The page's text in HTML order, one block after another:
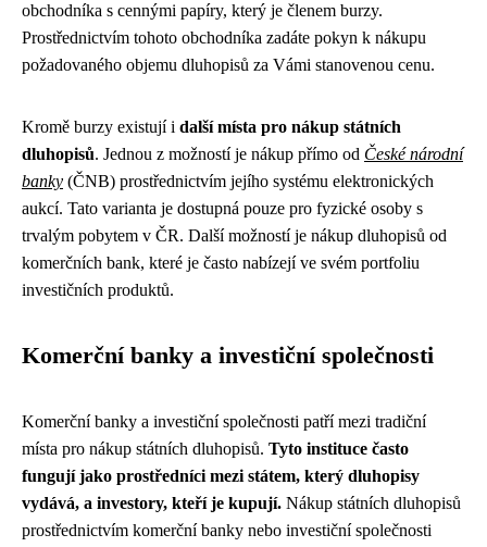
obchodníka s cennými papíry, který je členem burzy.
Prostřednictvím tohoto obchodníka zadáte pokyn k nákupu
požadovaného objemu dluhopisů za Vámi stanovenou cenu.
Kromě burzy existují i další místa pro nákup státních
dluhopisů. Jednou z možností je nákup přímo od České národní
banky (ČNB) prostřednictvím jejího systému elektronických
aukcí. Tato varianta je dostupná pouze pro fyzické osoby s
trvalým pobytem v ČR. Další možností je nákup dluhopisů od
komerčních bank, které je často nabízejí ve svém portfoliu
investičních produktů.
Komerční banky a investiční společnosti
Komerční banky a investiční společnosti patří mezi tradiční
místa pro nákup státních dluhopisů. Tyto instituce často
fungují jako prostředníci mezi státem, který dluhopisy
vydává, a investory, kteří je kupují. Nákup státních dluhopisů
prostřednictvím komerční banky nebo investiční společnosti